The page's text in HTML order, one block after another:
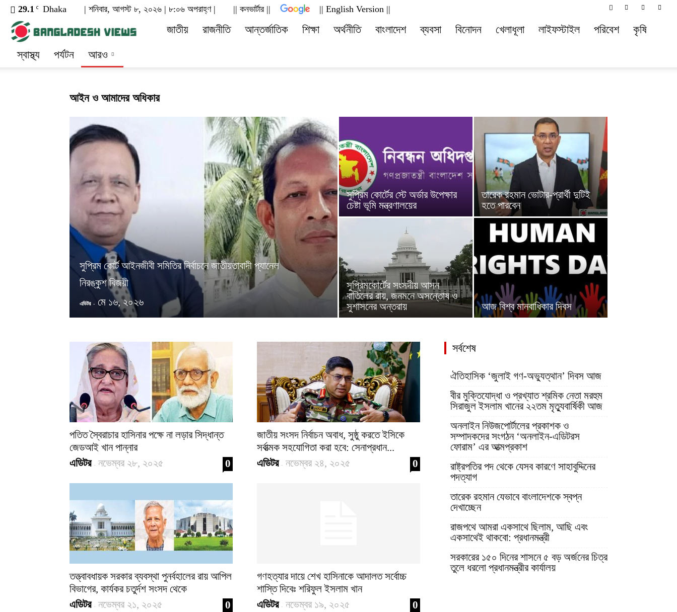
29.1 C Dhaka | শনিবার, আগস্ট ৮, ২০২৬ | ৮:০৬ অপরাহ্ণ | || কনভার্টার || || English Version ||
dailybangladeshviews.com
জাতীয় রাজনীতি আন্তর্জাতিক শিক্ষা অর্থনীতি বাংলাদেশ ব্যবসা বিনোদন খেলাধূলা লাইফস্টাইল পরিবেশ
কৃষি
স্বাস্থ্য
পর্যটন আরও
আইন ও আমাদের অধিকার
সুপ্রিম কোর্ট আইনজীবী সমিতির নির্বাচনে জাতীয়তাবাদী প্যানেল
নিরঙ্কুশ বিজয়ী
এডিটর - মে ১৬, ২০২৬
সুপ্রিম কোর্টের স্টে অর্ডার উপেক্ষার
চেষ্টা ভূমি মন্ত্রণালয়ের
তারেক রহমান ভোটার-প্রার্থী দুটিই
হতে পারবেন
সুপ্রিমকোর্টের সংসদীয় আসন
বাতিলের রায়, জনমনে অসন্তোষ ও
সুশাসনের অন্তরায়
আজ বিশ্ব মানবাধিকার দিবস
পতিত স্বৈরাচার হাসিনার পক্ষে না লড়ার সিদ্ধান্ত
জেডআই খান পান্নার
এডিটর - নভেম্বর ২৮, ২০২৫ 0
জাতীয় সংসদ নির্বাচন অবাধ, সুষ্ঠু করতে ইসিকে
সর্বাত্মক সহযোগিতা করা হবে: সেনাপ্রধান...
এডিটর - নভেম্বর ২৪, ২০২৫ 0
তত্ত্বাবধায়ক সরকার ব্যবস্থা পুনর্বহালের রায় আপিল
বিভাগের, কার্যকর চতুর্দশ সংসদ থেকে
এডিটর - নভেম্বর ২১, ২০২৫ 0
গণহত্যার দায়ে শেখ হাসিনাকে আদালত সর্বোচ্চ
শাস্তি দিবেঃ শরিফুল ইসলাম খান
এডিটর - নভেম্বর ১৯, ২০২৫ 0
সর্বশেষ
ঐতিহাসিক ‘জুলাই গণ-অভ্যুত্থান’ দিবস আজ
বীর মুক্তিযোদ্ধা ও প্রখ্যাত শ্রমিক নেতা মরহুম
সিরাজুল ইসলাম খানের ২২তম মৃত্যুবার্ষিকী আজ
অনলাইন নিউজপোর্টালের প্রকাশক ও
সম্পাদকদের সংগঠন ‘অনলাইন-এডিটরস
ফোরাম’ এর আত্মপ্রকাশ
রাষ্ট্রপতির পদ থেকে যেসব কারণে সাহাবুদ্দিনের
পদত্যাগ
তারেক রহমান যেভাবে বাংলাদেশকে স্বপ্ন
দেখাচ্ছেন
রাজপথে আমরা একসাথে ছিলাম, আছি এবং
একসাথেই থাকবো: প্রধানমন্ত্রী
সরকারের ১৫০ দিনের শাসনে ৫ বড় অর্জনের চিত্র
তুলে ধরলো প্রধানমন্ত্রীর কার্যালয়